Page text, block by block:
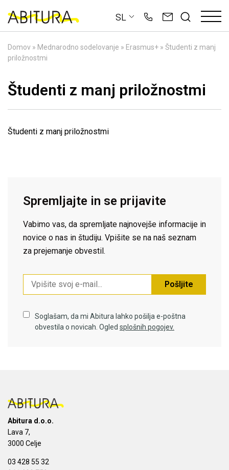
content
SL
Domov » Mednarodno sodelovanje » Erasmus+ » Študenti z manj
priložnostmi
Študenti z manj priložnostmi
Študenti z manj priložnostmi
Spremljajte in se prijavite
Vabimo vas, da spremljate najnovejše informacije in
novice o nas in študiju. Vpišite se na naš seznam
za prejemanje obvestil.
Pošljite
Soglašam, da mi Abitura lahko pošilja e-poštna
obvestila o novicah. Ogled splošnih pogojev.
Abitura d.o.o.
Lava 7,
3000 Celje
03 428 55 32